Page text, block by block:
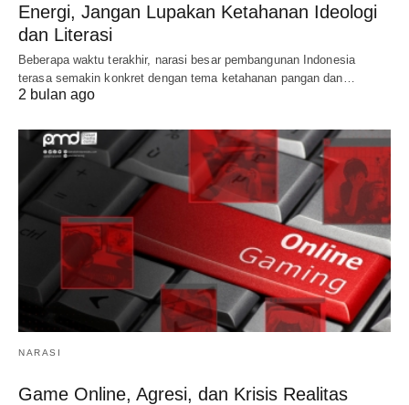
Energi, Jangan Lupakan Ketahanan Ideologi
dan Literasi
Beberapa waktu terakhir, narasi besar pembangunan Indonesia
terasa semakin konkret dengan tema ketahanan pangan dan…
2 bulan ago
NARASI
Game Online, Agresi, dan Krisis Realitas